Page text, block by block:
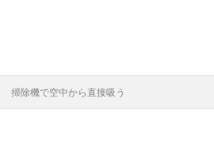
掃除機で空中から直接吸う